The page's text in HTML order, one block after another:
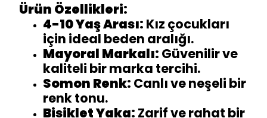
Ürün Özellikleri:
4-10 Yaş Arası: Kız çocukları
için ideal beden aralığı.
Mayoral Markalı: Güvenilir ve
kaliteli bir marka tercihi.
Somon Renk: Canlı ve neşeli bir
renk tonu.
Bisiklet Yaka: Zarif ve rahat bir